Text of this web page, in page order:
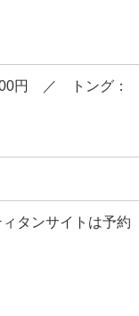
円 ／ トング：
タンサイトは予約